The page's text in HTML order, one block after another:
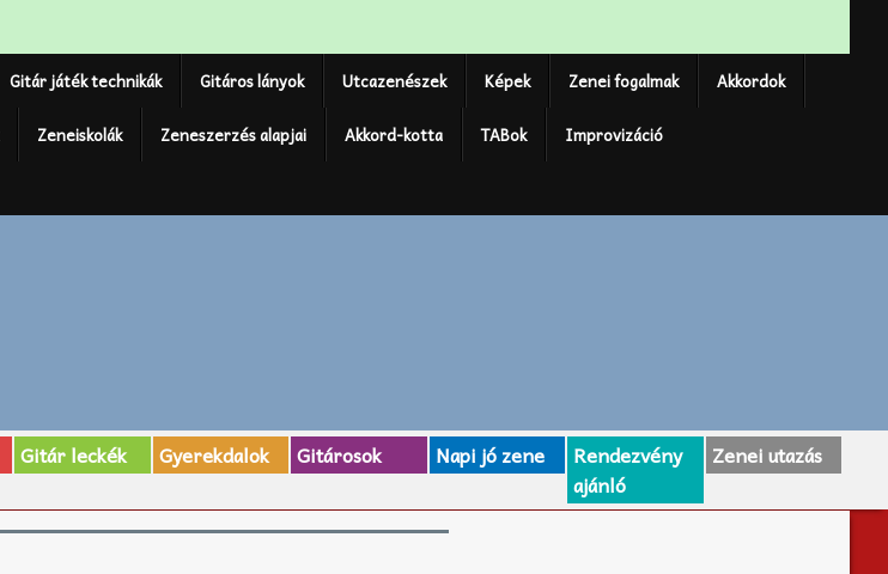
Gitár játék technikák Gitáros lányok Utcazenészek Képek Zenei fogalmak Akkordok
Zeneiskolák Zeneszerzés alapjai Akkord-kotta TABok Improvizáció
Gitár leckék Gyerekdalok Gitárosok Napi jó zene
Rendezvény
ajánló
Zenei utazás